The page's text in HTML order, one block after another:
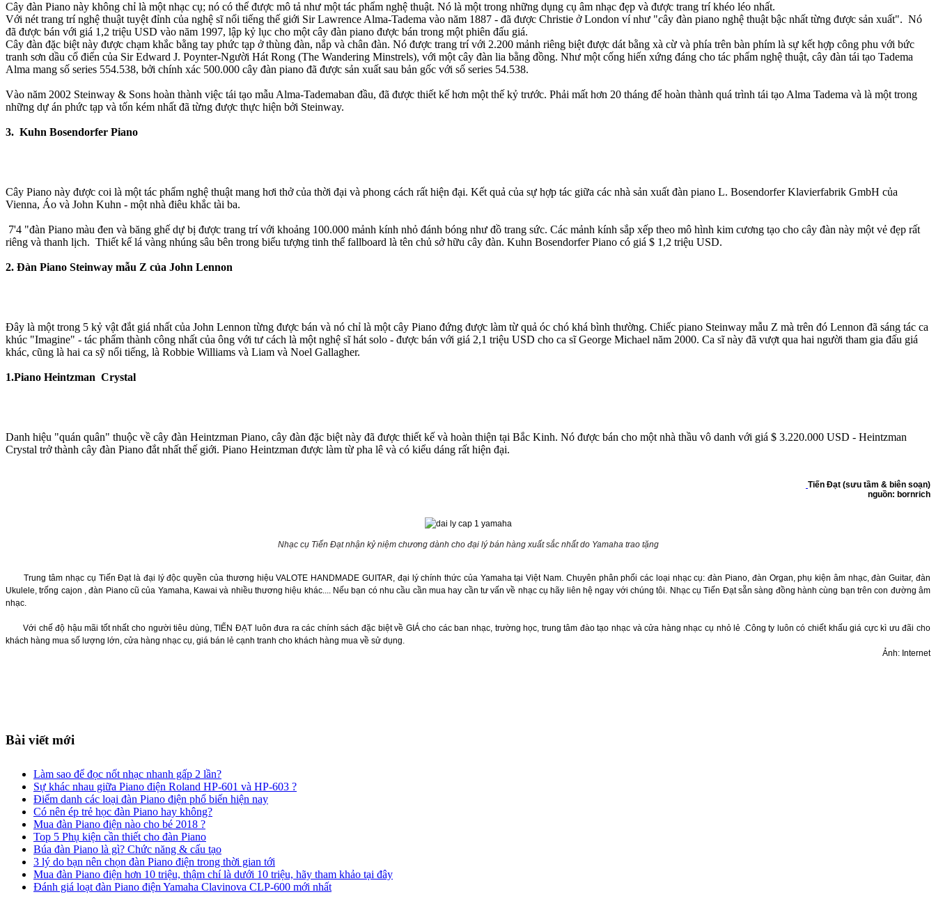
Cây đàn Piano này không chỉ là một nhạc cụ; nó có thể được mô tả như một tác phẩm nghệ thuật. Nó là một trong những dụng cụ âm nhạc đẹp và được trang trí khéo léo nhất.
Với nét trang trí nghệ thuật tuyệt đỉnh của nghệ sĩ nổi tiếng thế giới Sir Lawrence Alma-Tadema vào năm 1887 - đã được Christie ở London ví như "cây đàn piano nghệ thuật bậc nhất từng được sản xuất". Nó
đã được bán với giá 1,2 triệu USD vào năm 1997, lập kỷ lục cho một cây đàn piano được bán trong một phiên đấu giá.
Cây đàn đặc biệt này được chạm khắc bằng tay phức tạp ở thùng đàn, nắp và chân đàn. Nó được trang trí với 2.200 mảnh riêng biệt được dát bằng xà cừ và phía trên bàn phím là sự kết hợp công phu với bức
tranh sơn dầu cổ điển của Sir Edward J. Poynter-Người Hát Rong (The Wandering Minstrels), với một cây đàn lia bằng đồng. Như một cống hiến xứng đáng cho tác phẩm nghệ thuật, cây đàn tái tạo Tadema
Alma mang số series 554.538, bởi chính xác 500.000 cây đàn piano đã được sản xuất sau bản gốc với số series 54.538.
Vào năm 2002 Steinway & Sons hoàn thành việc tái tạo mẫu Alma-Tademaban đầu, đã được thiết kế hơn một thế kỷ trước. Phải mất hơn 20 tháng để hoàn thành quá trình tái tạo Alma Tadema và là một trong
những dự án phức tạp và tốn kém nhất đã từng được thực hiện bởi Steinway.
3. Kuhn Bosendorfer Piano
Cây Piano này được coi là một tác phẩm nghệ thuật mang hơi thở của thời đại và phong cách rất hiện đại. Kết quả của sự hợp tác giữa các nhà sản xuất đàn piano L. Bosendorfer Klavierfabrik GmbH của
Vienna, Áo và John Kuhn - một nhà điêu khắc tài ba.
7'4 "đàn Piano màu đen và băng ghế dự bị được trang trí với khoảng 100.000 mảnh kính nhỏ đánh bóng như đồ trang sức. Các mảnh kính sắp xếp theo mô hình kim cương tạo cho cây đàn này một vẻ đẹp rất
riêng và thanh lịch. Thiết kế lá vàng nhúng sâu bên trong biểu tượng tinh thể fallboard là tên chủ sở hữu cây đàn. Kuhn Bosendorfer Piano có giá $ 1,2 triệu USD.
2. Đàn Piano Steinway mẫu Z của John Lennon
Đây là một trong 5 kỷ vật đắt giá nhất của John Lennon từng được bán và nó chỉ là một cây Piano đứng được làm từ quả óc chó khá bình thường. Chiếc piano Steinway mẫu Z mà trên đó Lennon đã sáng tác ca
khúc "Imagine" - tác phẩm thành công nhất của ông với tư cách là một nghệ sĩ hát solo - được bán với giá 2,1 triệu USD cho ca sĩ George Michael năm 2000. Ca sĩ này đã vượt qua hai người tham gia đấu giá
khác, cũng là hai ca sỹ nổi tiếng, là Robbie Williams và Liam và Noel Gallagher.
1.Piano Heintzman Crystal
Danh hiệu "quán quân" thuộc về cây đàn Heintzman Piano, cây đàn đặc biệt này đã được thiết kế và hoàn thiện tại Bắc Kinh. Nó được bán cho một nhà thầu vô danh với giá $ 3.220.000 USD - Heintzman
Crystal trở thành cây đàn Piano đắt nhất thế giới. Piano Heintzman được làm từ pha lê và có kiểu dáng rất hiện đại.
Tiến Đạt (sưu tầm & biên soạn)
nguồn: bornrich
Nhạc cụ Tiến Đạt nhận kỷ niệm chương dành cho đại lý bán hàng xuất sắc nhất do Yamaha trao tặng
Trung tâm nhạc cụ Tiến Đạt là đại lý độc quyền của thương hiệuVALOTE HANDMADE GUITAR, đại lý chính thức của Yamaha tại Việt Nam. Chuyên phân phối các loại nhạc cụ: đàn Piano, đàn Organ, phụ kiện âm nhạc, đàn Guitar, đàn
Ukulele, trống cajon , đàn Piano cũ của Yamaha, Kawai và nhiều thương hiệu khác.... Nếu bạn có nhu cầu cần mua hay cần tư vấn về nhạc cụ hãy liên hệ ngay với chúng tôi. Nhạc cụ Tiến Đạt sẵn sàng đồng hành cùng bạn trên con đường âm
nhạc.
Với chế độ hậu mãi tốt nhất cho người tiêu dùng, TIẾN ĐẠT luôn đưa ra các chính sách đặc biệt về GIÁ cho các ban nhạc, trường học, trung tâm đào tạo nhạc và cửa hàng nhạc cụ nhỏ lẻ .Công ty luôn có chiết khấu giá cực kì ưu đãi cho
khách hàng mua số lượng lớn, cửa hàng nhạc cụ, giá bán lẻ cạnh tranh cho khách hàng mua về sử dụng.
Ảnh: Internet
Bài viết mới
Làm sao để đọc nốt nhạc nhanh gấp 2 lần?
Sự khác nhau giữa Piano điện Roland HP-601 và HP-603 ?
Điểm danh các loại đàn Piano điện phổ biến hiện nay
Có nên ép trẻ học đàn Piano hay không?
Mua đàn Piano điện nào cho bé 2018 ?
Top 5 Phụ kiện cần thiết cho đàn Piano
Búa đàn Piano là gì? Chức năng & cấu tạo
3 lý do bạn nên chọn đàn Piano điện trong thời gian tới
Mua đàn Piano điện hơn 10 triệu, thậm chí là dưới 10 triệu, hãy tham khảo tại đây
Đánh giá loạt đàn Piano điện Yamaha Clavinova CLP-600 mới nhất